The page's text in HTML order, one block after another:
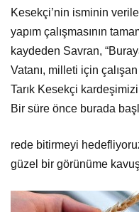
Kesekçi’nin isminin
yapım çalışmasının
kaydeden Savran,
Vatanı, milleti için
Tarık Kesekçi
Bir süre önce burada
rede bitirmeyi
güzel bir görünüme